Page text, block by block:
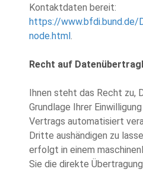
Kontaktdaten bereit:
https://
node.html .
Recht auf
Ihnen steht das Recht zu,
Grundlage Ihrer
Vertrags automatisiert
Dritte aushändigen zu
erfolgt in einem
Sie die direkte